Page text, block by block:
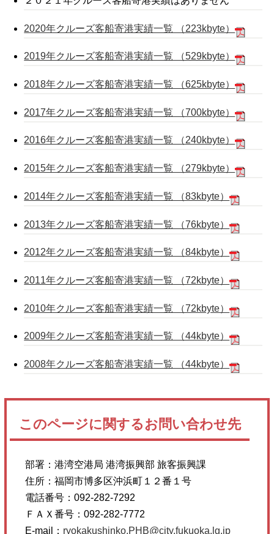
2020年クルーズ客船寄港実績一覧 （223kbyte）
2019年クルーズ客船寄港実績一覧 （529kbyte）
2018年クルーズ客船寄港実績一覧 （625kbyte）
2017年クルーズ客船寄港実績一覧 （700kbyte）
2016年クルーズ客船寄港実績一覧 （240kbyte）
2015年クルーズ客船寄港実績一覧 （279kbyte）
2014年クルーズ客船寄港実績一覧 （83kbyte）
2013年クルーズ客船寄港実績一覧 （76kbyte）
2012年クルーズ客船寄港実績一覧 （84kbyte）
2011年クルーズ客船寄港実績一覧 （72kbyte）
2010年クルーズ客船寄港実績一覧 （72kbyte）
2009年クルーズ客船寄港実績一覧 （44kbyte）
2008年クルーズ客船寄港実績一覧 （44kbyte）
このページに関するお問い合わせ先
部署：港湾空港局 港湾振興部 旅客振興課
住所：福岡市博多区沖浜町１２番１号
電話番号：092-282-7292
ＦＡＸ番号：092-282-7772
E-mail： ryokakushinko.PHB@city.fukuoka.lg.jp